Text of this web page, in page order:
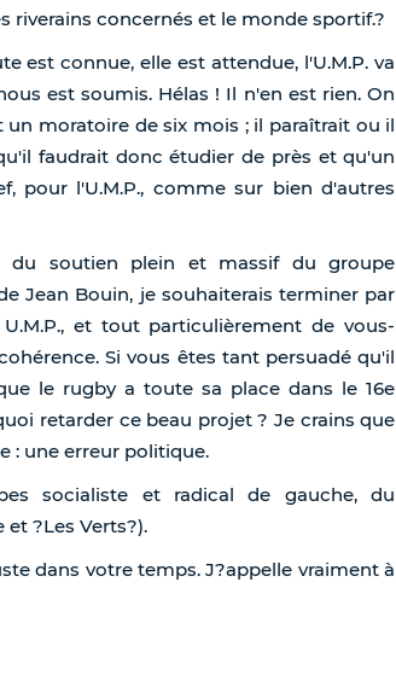
riverains concernés et le monde sportif.?
est connue, elle est attendue, l'U.M.P. va
est soumis. Hélas ! Il n'en est rien. On
moratoire de six mois ; il paraîtrait ou il
faudrait donc étudier de près et qu'un
pour l'U.M.P., comme sur bien d'autres
du soutien plein et massif du groupe
Jean Bouin, je souhaiterais terminer par
et tout particulièrement de vous-
Si vous êtes tant persuadé qu'il
le rugby a toute sa place dans le 16e
retarder ce beau projet ? Je crains que
: une erreur politique.
socialiste et radical de gauche, du
?Les Verts?).
dans votre temps. J?appelle vraiment à